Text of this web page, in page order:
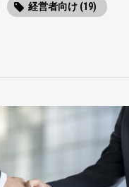
経営者向け (19)